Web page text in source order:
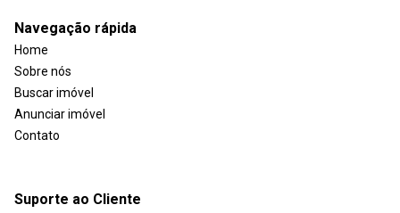
Navegação rápida
Home
Sobre nós
Buscar imóvel
Anunciar imóvel
Contato
Suporte ao Cliente